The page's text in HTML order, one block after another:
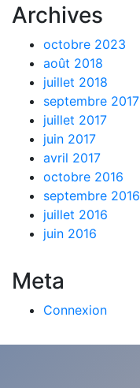
Archives
octobre 2023
août 2018
juillet 2018
septembre 2017
juillet 2017
juin 2017
avril 2017
octobre 2016
septembre 2016
juillet 2016
juin 2016
Meta
Connexion